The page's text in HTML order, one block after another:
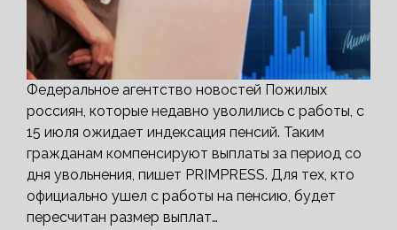
Федеральное агентство новостей Пожилых
россиян, которые недавно уволились с работы, с
15 июля ожидает индексация пенсий. Таким
гражданам компенсируют выплаты за период со
дня увольнения, пишет PRIMPRESS. Для тех, кто
официально ушел с работы на пенсию, будет
пересчитан размер выплат…